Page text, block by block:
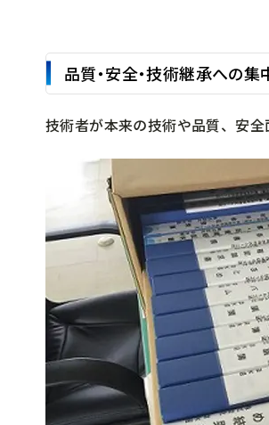
品質・安全・技術継承への集
技術者が本来の技術や品質、安